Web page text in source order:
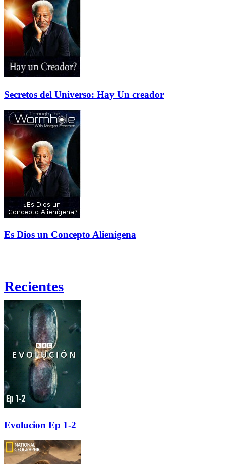
Secretos del Universo: Hay Un creador
Es Dios un Concepto Alienigena
Recientes
Evolucion Ep 1-2